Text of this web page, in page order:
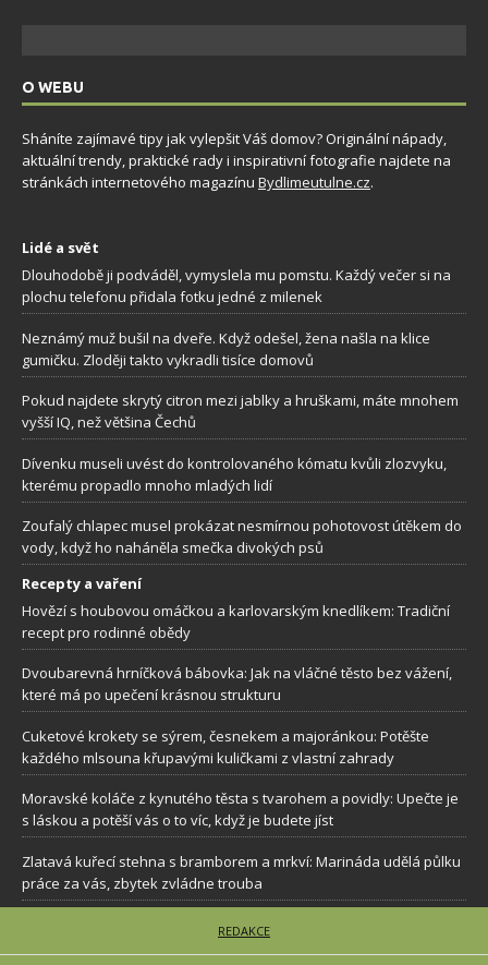
O WEBU
Sháníte zajímavé tipy jak vylepšit Váš domov? Originální nápady,
aktuální trendy, praktické rady i inspirativní fotografie najdete na
stránkách internetového magazínu Bydlimeutulne.cz.
Lidé a svět
Dlouhodobě ji podváděl, vymyslela mu pomstu. Každý večer si na
plochu telefonu přidala fotku jedné z milenek
Neznámý muž bušil na dveře. Když odešel, žena našla na klice
gumičku. Zloději takto vykradli tisíce domovů
Pokud najdete skrytý citron mezi jablky a hruškami, máte mnohem
vyšší IQ, než většina Čechů
Dívenku museli uvést do kontrolovaného kómatu kvůli zlozvyku,
kterému propadlo mnoho mladých lidí
Zoufalý chlapec musel prokázat nesmírnou pohotovost útěkem do
vody, když ho naháněla smečka divokých psů
Recepty a vaření
Hovězí s houbovou omáčkou a karlovarským knedlíkem: Tradiční
recept pro rodinné obědy
Dvoubarevná hrníčková bábovka: Jak na vláčné těsto bez vážení,
které má po upečení krásnou strukturu
Cuketové krokety se sýrem, česnekem a majoránkou: Potěšte
každého mlsouna křupavými kuličkami z vlastní zahrady
Moravské koláče z kynutého těsta s tvarohem a povidly: Upečte je
s láskou a potěší vás o to víc, když je budete jíst
Zlatavá kuřecí stehna s bramborem a mrkví: Marináda udělá půlku
práce za vás, zbytek zvládne trouba
REDAKCE